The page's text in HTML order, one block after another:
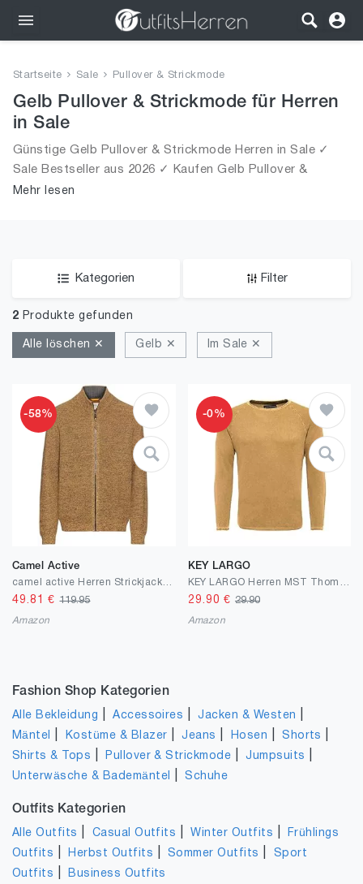
Bekleidung
Schuhe
Startseite Sale Pullover & Strickmode
Gelb Pullover & Strickmode für Herren
in Sale
Günstige Gelb Pullover & Strickmode Herren in Sale ✓
Sale Bestseller aus 2026 ✓ Kaufen Gelb Pullover &
Strickmode für Männer in Sale!
Mehr lesen
Kategorien Filter
2 Produkte gefunden
Alle löschen ✕ Gelb ✕ Im Sale ✕
-58%
Camel Active
49.81 €119.95
Amazon
-0%
KEY LARGO
29.90 € 29.90
Amazon
Fashion Shop Kategorien
Alle Bekleidung |Accessoires |Jacken & Westen
Mäntel Kostüme & Blazer |Jeans Hosen |Shorts
Shirts & Tops Pullover & Strickmode |Jumpsuits
Unterwäsche & Bademäntel |Schuhe
Outfits Kategorien
Alle Outfits Casual Outfits |Winter Outfits
Frühlings
Outfits
Herbst Outfits Sommer Outfits
Sport
Outfits
Business Outfits